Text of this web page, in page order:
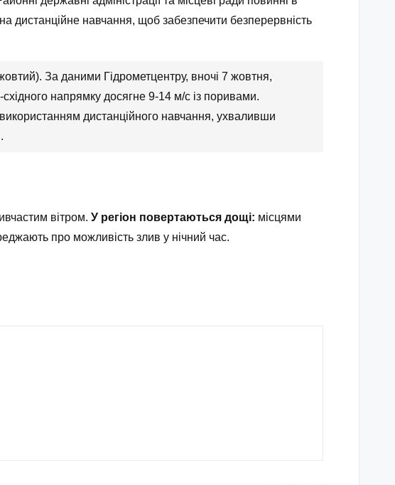
дистанційне навчання, щоб забезпечити безперервність
За даними Гідрометцентру, вночі 7 жовтня,
напрямку досягне 9-14 м/с із поривами.
дистанційного навчання, ухваливши
вітром. У регіон повертаються дощі: місцями
про можливість злив у нічний час.